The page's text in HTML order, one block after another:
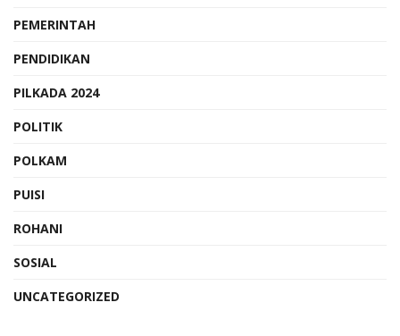
PEMERINTAH
PENDIDIKAN
PILKADA 2024
POLITIK
POLKAM
PUISI
ROHANI
SOSIAL
UNCATEGORIZED